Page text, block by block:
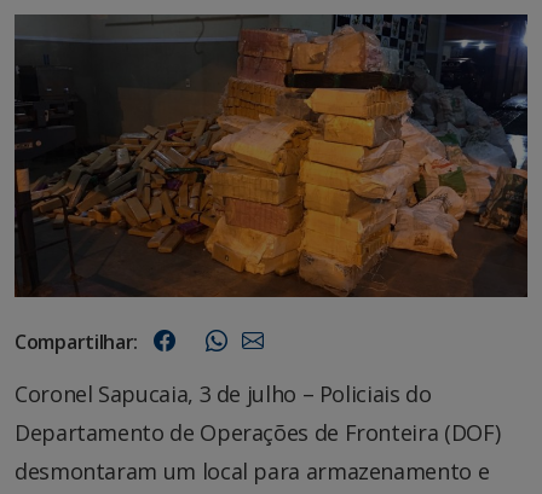
Compartilhar:
Coronel Sapucaia, 3 de julho – Policiais do
Departamento de Operações de Fronteira (DOF)
desmontaram um local para armazenamento e